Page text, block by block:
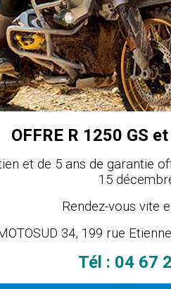
OFFRE R 1250 GS
et de 5 ans de garantie
15
Rendez-vous vite
34, 199 rue
Tél : 04 67